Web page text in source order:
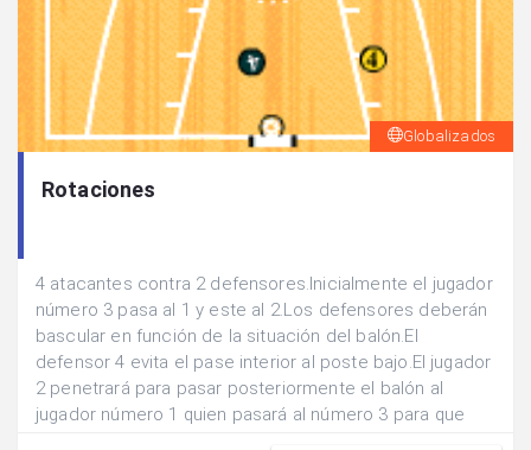
Globalizados
Rotaciones
4 atacantes contra 2 defensores.Inicialmente el jugador
número 3 pasa al 1 y este al 2.Los defensores deberán
bascular en función de la situación del balón.El
defensor 4 evita el pase interior al poste bajo.El jugador
2 penetrará para pasar posteriormente el balón al
jugador número 1 quien pasará al número 3 para que